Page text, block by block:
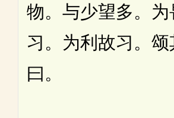
物。与少望多。为
习。为利故习。颂
曰。